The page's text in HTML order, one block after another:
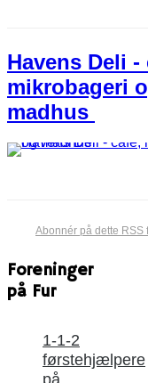
Havens Deli -
mikrobageri
madhus
Abonnér på dette RSS
Foreninger
på Fur
1-1-2
førstehjælpere
på